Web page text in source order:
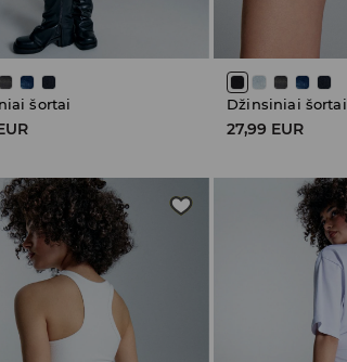
šortai Džinsiniai šortai
27,99 EUR